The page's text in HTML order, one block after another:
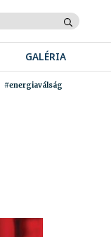
GALÉRIA
#energiaválság